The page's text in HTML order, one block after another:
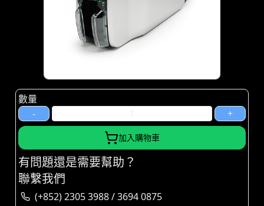
數量
-
+
加入購物車
有問題還是需要幫助？
聯繫我們
(+852) 2305 3988 / 3694 0875